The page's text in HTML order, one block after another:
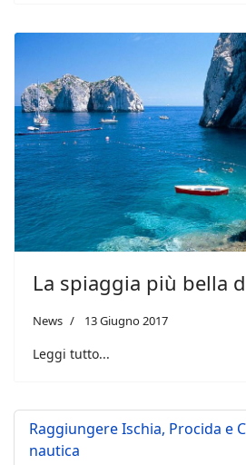
La spiaggia più bella
News 13 Giugno 2017
Leggi tutto...
Raggiungere Ischia, Procida e
nautica